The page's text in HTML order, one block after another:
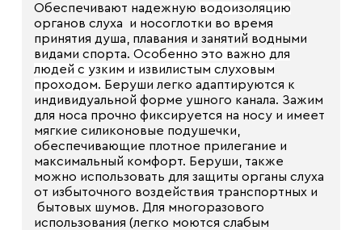
Обеспечивают надежную водоизоляцию
органов слуха и носоглотки во время
принятия душа, плавания и занятий водными
видами спорта. Особенно это важно для
людей с узким и извилистым слуховым
проходом. Беруши легко адаптируются к
индивидуальной форме ушного канала. Зажим
для носа прочно фиксируется на носу и имеет
мягкие силиконовые подушечки,
обеспечивающие плотное прилегание и
максимальный комфорт. Беруши, также
можно использовать для защиты органы слуха
от избыточного воздействия транспортных и
бытовых шумов. Для многоразового
использования (легко моются слабым